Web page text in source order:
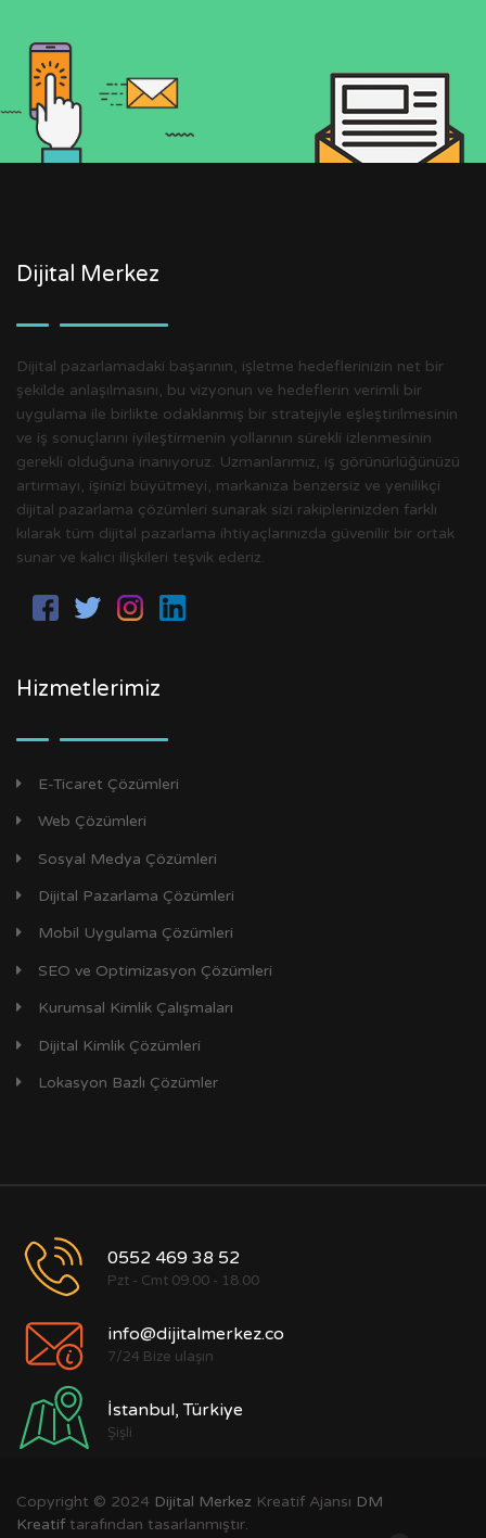
Dijital Merkez
Dijital pazarlamadaki başarının, işletme hedeflerinizin net bir
şekilde anlaşılmasını, bu vizyonun ve hedeflerin verimli bir
uygulama ile birlikte odaklanmış bir stratejiyle eşleştirilmesinin
ve iş sonuçlarını iyileştirmenin yollarının sürekli izlenmesinin
gerekli olduğuna inanıyoruz. Uzmanlarımız, iş görünürlüğünüzü
artırmayı, işinizi büyütmeyi, markanıza benzersiz ve yenilikçi
dijital pazarlama çözümleri sunarak sizi rakiplerinizden farklı
kılarak tüm dijital pazarlama ihtiyaçlarınızda güvenilir bir ortak
sunar ve kalıcı ilişkileri teşvik ederiz.
Hizmetlerimiz
E-Ticaret Çözümleri
Web Çözümleri
Sosyal Medya Çözümleri
Dijital Pazarlama Çözümleri
Mobil Uygulama Çözümleri
SEO ve Optimizasyon Çözümleri
Kurumsal Kimlik Çalışmaları
Dijital Kimlik Çözümleri
Lokasyon Bazlı Çözümler
0552 469 38 52
Pzt - Cmt 09.00 - 18.00
info@dijitalmerkez.co
7/24 Bize ulaşın
İstanbul, Türkiye
Şişli
Copyright © 2024 Dijital Merkez Kreatif Ajansı DM
Kreatif tarafından tasarlanmıştır.